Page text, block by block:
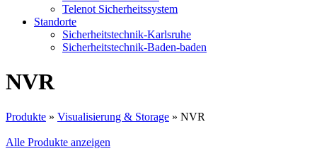
Telenot Sicherheitssystem
Standorte
Sicherheitstechnik-Karlsruhe
Sicherheitstechnik-Baden-baden
NVR
Produkte » Visualisierung & Storage » NVR
Alle Produkte anzeigen